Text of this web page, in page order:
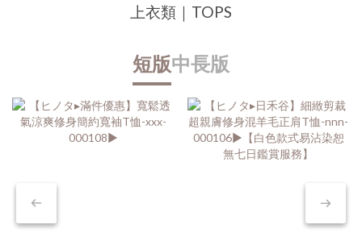
上衣類｜TOPS
短版中長版